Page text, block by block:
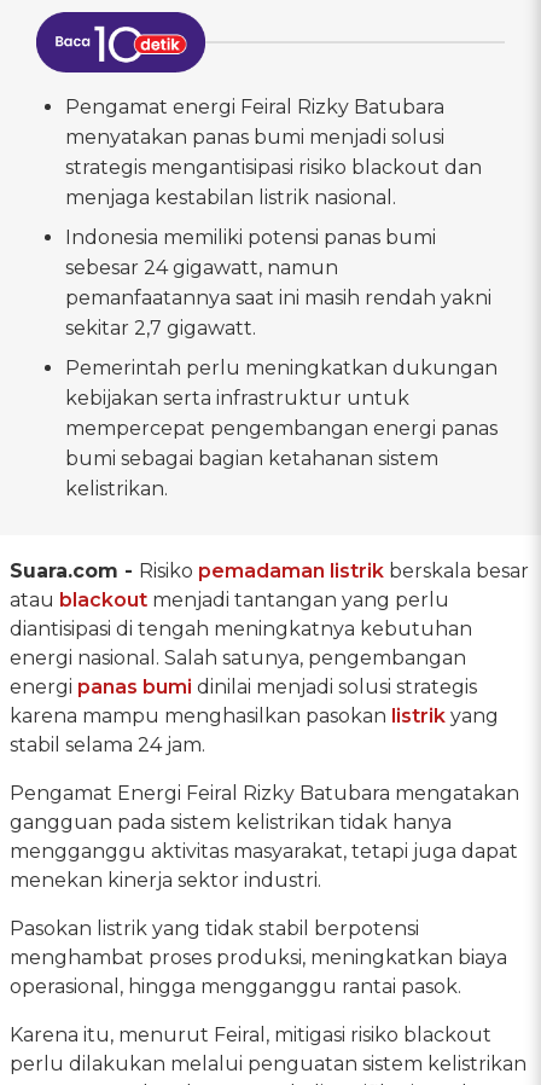
Pengamat energi Feiral Rizky Batubara
menyatakan panas bumi menjadi solusi
strategis mengantisipasi risiko blackout dan
menjaga kestabilan listrik nasional.
Indonesia memiliki potensi panas bumi
sebesar 24 gigawatt, namun
pemanfaatannya saat ini masih rendah yakni
sekitar 2,7 gigawatt.
Pemerintah perlu meningkatkan dukungan
kebijakan serta infrastruktur untuk
mempercepat pengembangan energi panas
bumi sebagai bagian ketahanan sistem
kelistrikan.
Suara.com - Risiko pemadaman listrik berskala besar
atau blackout menjadi tantangan yang perlu
diantisipasi di tengah meningkatnya kebutuhan
energi nasional. Salah satunya, pengembangan
energi panas bumi dinilai menjadi solusi strategis
karena mampu menghasilkan pasokan listrik yang
stabil selama 24 jam.
Pengamat Energi Feiral Rizky Batubara mengatakan
gangguan pada sistem kelistrikan tidak hanya
mengganggu aktivitas masyarakat, tetapi juga dapat
menekan kinerja sektor industri.
Pasokan listrik yang tidak stabil berpotensi
menghambat proses produksi, meningkatkan biaya
operasional, hingga mengganggu rantai pasok.
Karena itu, menurut Feiral, mitigasi risiko blackout
perlu dilakukan melalui penguatan sistem kelistrikan